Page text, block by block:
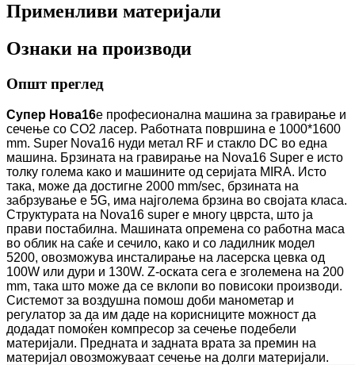
Применливи материјали
Ознаки на производи
Општ преглед
Супер Нова16е професионална машина за гравирање и
сечење со CO2 ласер. Работната површина е 1000*1600
mm. Super Nova16 нуди метал RF и стакло DC во една
машина. Брзината на гравирање на Nova16 Super е исто
толку голема како и машините од серијата MIRA. Исто
така, може да достигне 2000 mm/sec, брзината на
забрзување е 5G, има најголема брзина во својата класа.
Структурата на Nova16 super е многу цврста, што ја
прави постабилна. Машината опремена со работна маса
во облик на саќе и сечило, како и со ладилник модел
5200, овозможува инсталирање на ласерска цевка од
100W или дури и 130W. Z-оската сега е зголемена на 200
mm, така што може да се вклопи во повисоки производи.
Системот за воздушна помош доби манометар и
регулатор за да им даде на корисниците можност да
додадат помоќен компресор за сечење подебели
материјали. Предната и задната врата за премин на
материјал овозможуваат сечење на долги материјали.